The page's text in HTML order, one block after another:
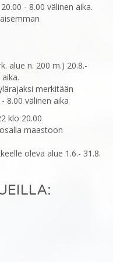
- 8.00 välinen aika.
alue n. 200 m.) 20.8.-
merkitään
8.00 välinen aika
klo 20.00
maastoon
oleva alue 1.6.- 31.8.